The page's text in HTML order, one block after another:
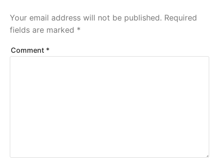
Your email address will not be published. Required
fields are marked *
Comment *